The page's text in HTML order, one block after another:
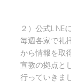
２）公式LINE
毎週各家で礼
から情報を取
宣教の拠点と
行っていきま